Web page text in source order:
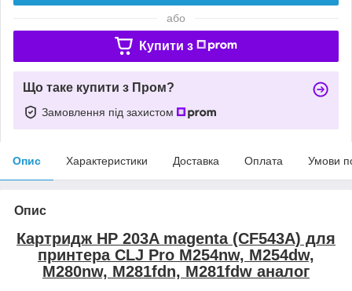
або
Купити з
Що таке купити з Пром?
Замовлення під захистом
Опис Характеристики Доставка Оплата Умови
Опис
Картридж HP 203A magenta (CF543A) для
принтера CLJ Pro M254nw, M254dw,
M280nw, M281fdn, M281fdw аналог